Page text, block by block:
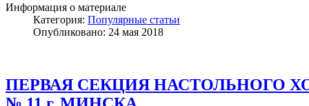
Информация о материале
Категория: Популярные статьи
Опубликовано: 24 мая 2018
ПЕРВАЯ СЕКЦИЯ НАСТОЛЬНОГО